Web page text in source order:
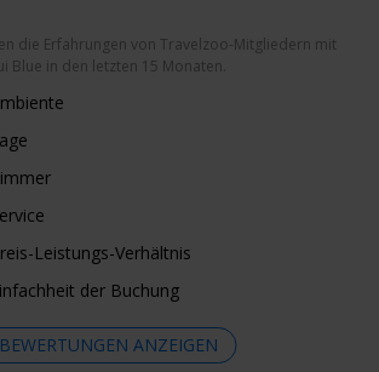
die Erfahrungen von Travelzoo-Mitgliedern mit
Blue in den letzten 15 Monaten.
Leistungs-Verhältnis
der Buchung
BEWERTUNGEN ANZEIGEN